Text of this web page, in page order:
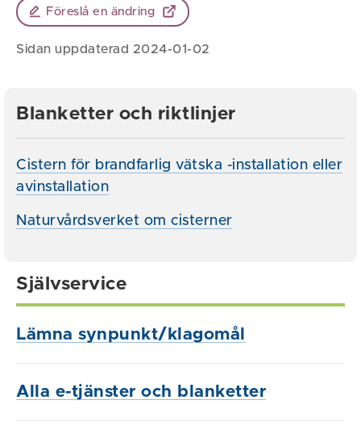
Föreslå en ändring
Sidan uppdaterad 2024-01-02
Blanketter och riktlinjer
Cistern för brandfarlig vätska -installation eller
avinstallation
Naturvårdsverket om cisterner
Självservice
Lämna synpunkt/klagomål
Alla e-tjänster och blanketter